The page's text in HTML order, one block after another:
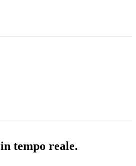
in tempo reale.